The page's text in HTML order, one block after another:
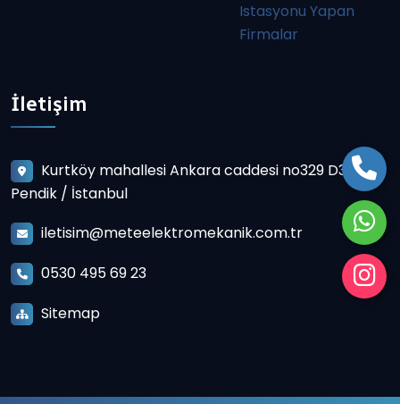
Istasyonu Yapan
Firmalar
İletişim
Kurtköy mahallesi Ankara caddesi no329 D3
Pendik / İstanbul
iletisim@meteelektromekanik.com.tr
0530 495 69 23
Sitemap